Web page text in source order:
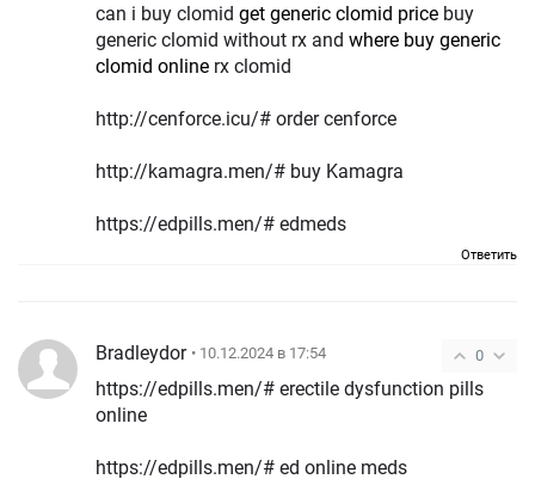
can i buy clomid get generic clomid price buy
generic clomid without rx and where buy generic
clomid online rx clomid
http://cenforce.icu/# order cenforce
http://kamagra.men/# buy Kamagra
https://edpills.men/# edmeds
Ответить
0
Bradleydor • 10.12.2024 в 17:54
https://edpills.men/# erectile dysfunction pills
online
https://edpills.men/# ed online meds